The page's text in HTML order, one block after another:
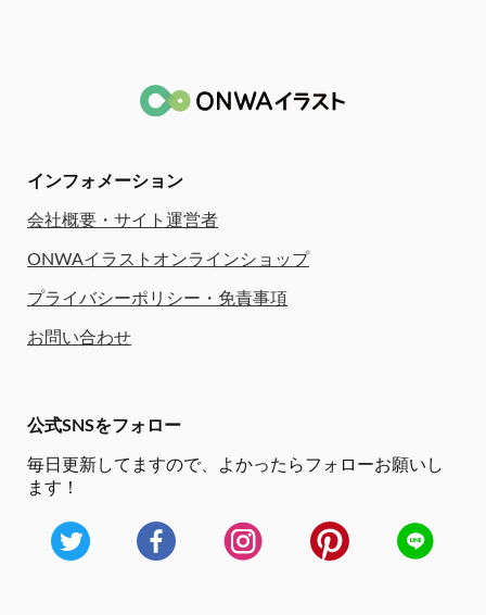
インフォメーション
会社概要・サイト運営者
ONWAイラストオンラインショップ
プライバシーポリシー・免責事項
お問い合わせ
公式SNSをフォロー
毎日更新してますので、
よかったらフォローお願いし
ます！